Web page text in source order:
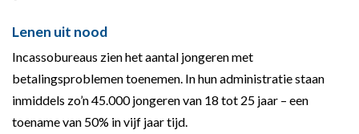
Lenen uit nood
Incassobureaus zien het aantal jongeren met
betalingsproblemen toenemen. In hun administratie staan
inmiddels zo’n 45.000 jongeren van 18 tot 25 jaar – een
toename van 50% in vijf jaar tijd.